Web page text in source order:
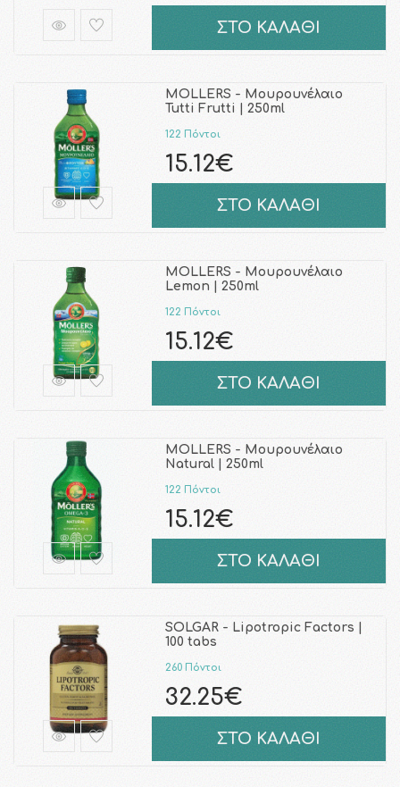
ΣΤΟ ΚΑΛΑΘΙ
MOLLERS - Μουρουνέλαιο
Tutti Frutti | 250ml
122 Πόντοι
15.12€
ΣΤΟ ΚΑΛΑΘΙ
MOLLERS - Μουρουνέλαιο
Lemon | 250ml
122 Πόντοι
15.12€
ΣΤΟ ΚΑΛΑΘΙ
MOLLERS - Μουρουνέλαιο
Natural | 250ml
122 Πόντοι
15.12€
ΣΤΟ ΚΑΛΑΘΙ
SOLGAR - Lipotropic Factors |
100 tabs
260 Πόντοι
32.25€
ΣΤΟ ΚΑΛΑΘΙ